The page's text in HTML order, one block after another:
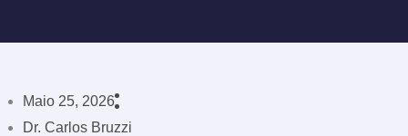
Maio 25, 2026
Dr. Carlos Bruzzi